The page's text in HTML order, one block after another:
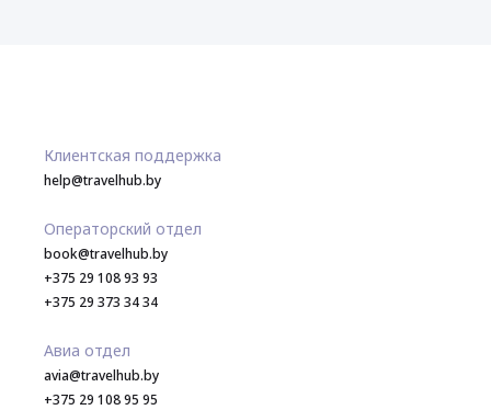
Клиентская поддержка
help@travelhub.by
Операторский отдел
book@travelhub.by
+375 29 108 93 93
+375 29 373 34 34
Авиа отдел
avia@travelhub.by
+375 29 108 95 95